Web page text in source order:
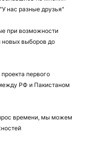
нас разные друзья"
при возможности
новых выборов до
первого
РФ и Пакистаном
времени, мы можем